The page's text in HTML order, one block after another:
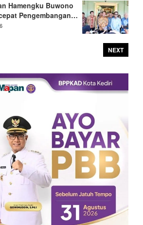
Hamengku Buwono
Pengembangan…
NEXT